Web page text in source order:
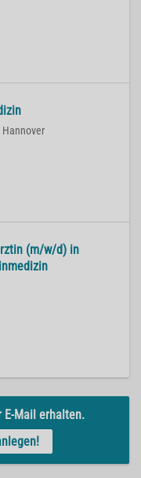
(m/w/d) in
E-Mail erhalten.